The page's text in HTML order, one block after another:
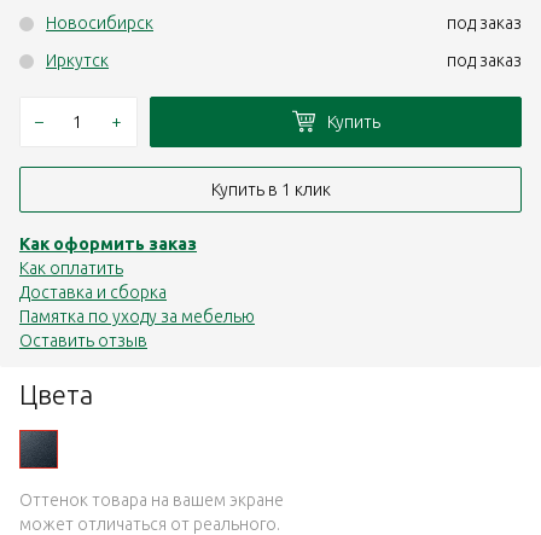
Цвета
Оттенок товара на вашем экране
может отличаться от реального.
Новосибирск
под заказ
Иркутск
под заказ
– + Купить
Купить в 1 клик
Как оформить заказ
Как оплатить
Доставка и сборка
Памятка по уходу за мебелью
Оставить отзыв